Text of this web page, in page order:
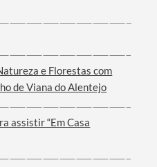
e Florestas com
de Viana do Alentejo
assistir “Em Casa